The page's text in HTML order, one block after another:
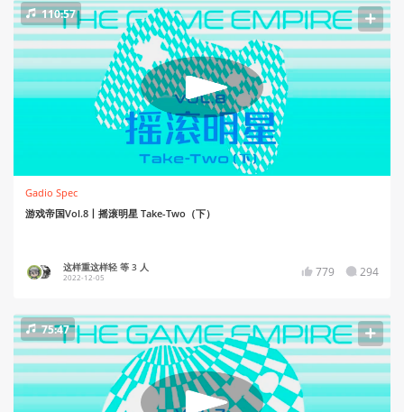
110:57
Gadio Spec
游戏帝国Vol.8丨摇滚明星 Take-Two（下）
这样重这样轻 等 3 人
2022-12-05 779 294
75:47